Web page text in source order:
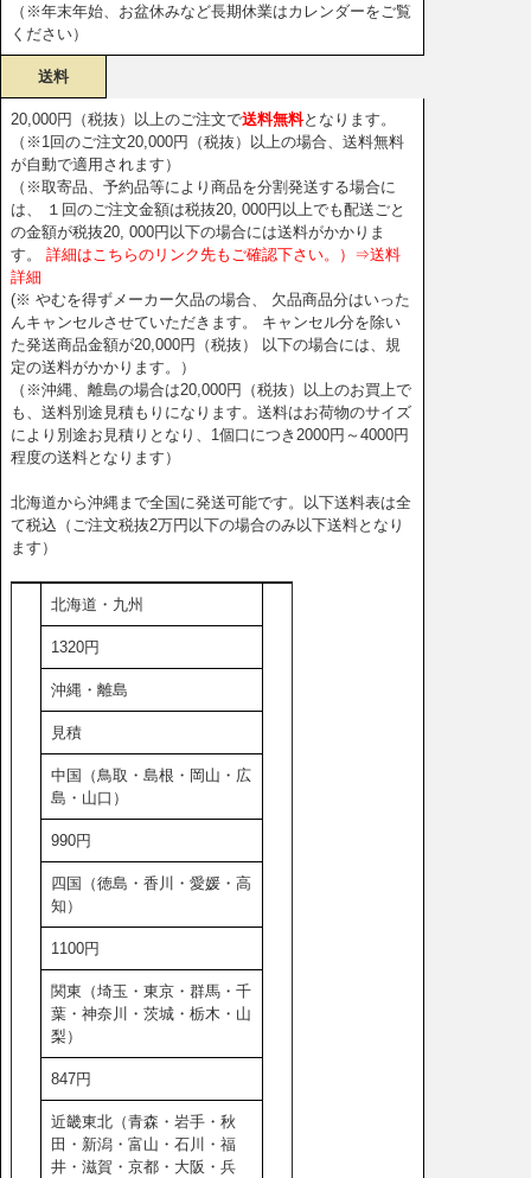
（※年末年始、お盆休みなど長期休業はカレンダーをご覧
ください）
送料
20,000円（税抜）以上のご注文で送料無料となります。
（※1回のご注文20,000円（税抜）以上の場合、送料無料
が自動で適用されます）
（※取寄品、予約品等により商品を分割発送する場合に
は、 １回のご注文金額は税抜20, 000円以上でも配送ごと
の金額が税抜20, 000円以下の場合には送料がかかりま
す。
詳細はこちらのリンク先もご確認下さい。）⇒送料
詳細
(※ やむを得ずメーカー欠品の場合、 欠品商品分はいった
んキャンセルさせていただきます。 キャンセル分を除い
た発送商品金額が20,000円（税抜） 以下の場合には、規
定の送料がかかります。）
（※沖縄、離島の場合は20,000円（税抜）以上のお買上で
も、送料別途見積もりになります。送料はお荷物のサイズ
により別途お見積りとなり、1個口につき2000円～4000円
程度の送料となります）
北海道から沖縄まで全国に発送可能です。以下送料表は全
て税込（ご注文税抜2万円以下の場合のみ以下送料となり
ます）
北海道・九州
1320円
沖縄・離島
見積
中国（鳥取・島根・岡山・広
島・山口）
990円
四国（徳島・香川・愛媛・高
知）
1100円
関東（埼玉・東京・群馬・千
葉・神奈川・茨城・栃木・山
梨）
847円
近畿東北（青森・岩手・秋
田・新潟・富山・石川・福
井・滋賀・京都・大阪・兵